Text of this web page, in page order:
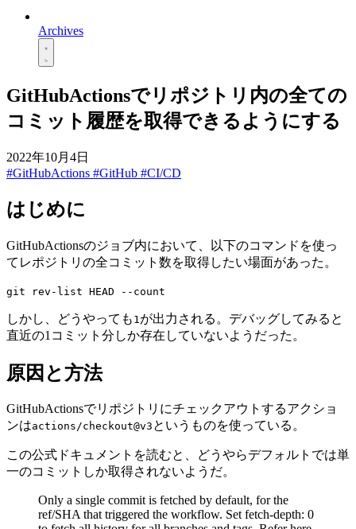
Archives
GitHubActionsでリポジトリ内の全ての
コミット履歴を取得できるようにする
2022年10月4日
#GitHubActions #GitHub #CI/CD
はじめに
GitHubActionsのジョブ内において、以下のコマンドを使っ
てレポジトリの全コミット数を取得したい場面があった。
git rev-list HEAD --count
しかし、どうやっても 1 が出力される。デバッグしてみると
直近の1コミット分しか存在していないようだった。
原因と方法
GitHubActionsでリポジトリにチェックアウトするアクショ
ンはactions/checkout@v3 というものを使っている。
この公式ドキュメントを読むと、どうやらデフォルトでは単
一のコミットしか取得されないようだ。
Only a single commit is fetched by default, for the
ref/SHA that triggered the workflow. Set fetch-depth: 0